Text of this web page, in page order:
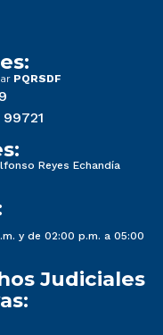
PQRSDF
99721
Reyes Echandía
y de 02:00 p.m. a 05:00
Judiciales